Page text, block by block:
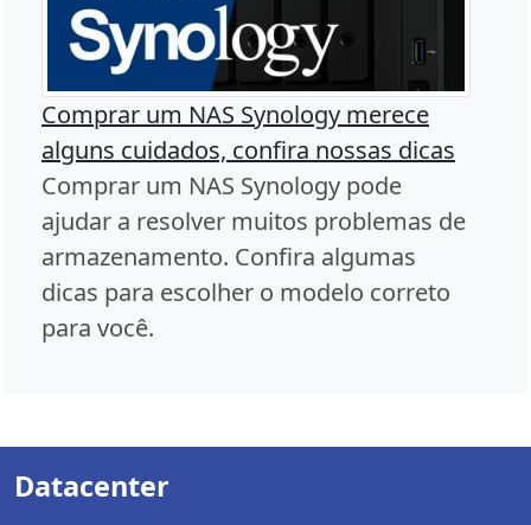
Comprar um NAS Synology merece
alguns cuidados, confira nossas dicas
Comprar um NAS Synology pode
ajudar a resolver muitos problemas de
armazenamento. Confira algumas
dicas para escolher o modelo correto
para você.
Datacenter